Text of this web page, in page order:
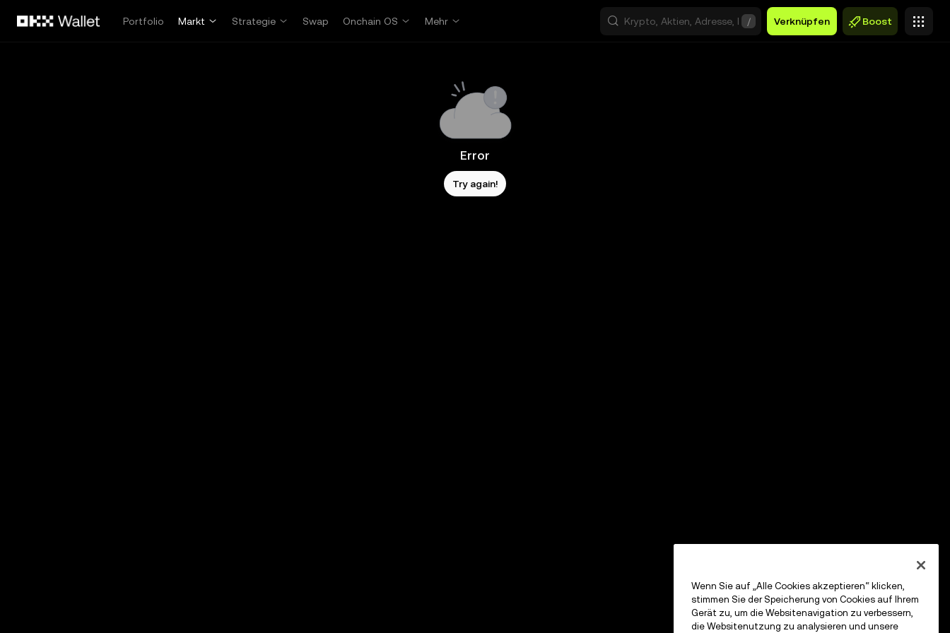
Portfolio
Markt Strategie Swap Onchain OS Mehr / Verknüpfen Boost
Error
Try again!
Wenn Sie auf „Alle Cookies akzeptieren“ klicken,
stimmen Sie der Speicherung von Cookies auf Ihrem
Gerät zu, um die Websitenavigation zu verbessern,
die Websitenutzung zu analysieren und unsere